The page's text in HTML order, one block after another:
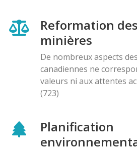
Reformation
minières
De nombreux aspects
canadiennes ne
valeurs ni aux attentes
(723)
Planification